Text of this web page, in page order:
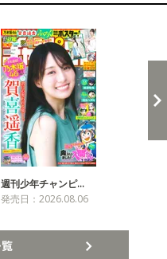
週刊少年チャンピ…
発売日：2026.08.06